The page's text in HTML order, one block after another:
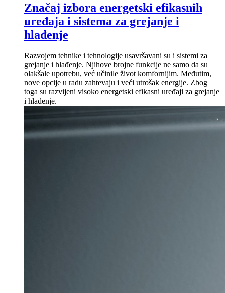
Značaj izbora energetski efikasnih
uređaja i sistema za grejanje i
hlađenje
Razvojem tehnike i tehnologije usavršavani su i sistemi za
grejanje i hlađenje. Njihove brojne funkcije ne samo da su
olakšale upotrebu, već učinile život komfornijim. Međutim,
nove opcije u radu zahtevaju i veći utrošak energije. Zbog
toga su razvijeni visoko energetski efikasni uređaji za grejanje
i hlađenje.